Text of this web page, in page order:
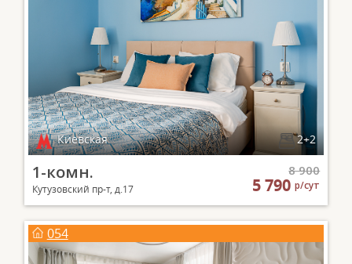
Киевская 2+2
1-комн.
Кутузовский пр-т, д.17
8 900
5 790р/сут
054